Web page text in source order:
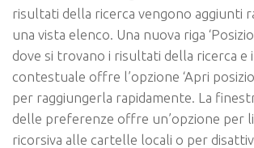
risultati della ricerca vengono aggiunti
una vista elenco. Una nuova riga
dove si trovano i risultati della ricerca e
contestuale offre l’opzione ‘Apri
per raggiungerla rapidamente. La
delle preferenze offre un’opzione per
ricorsiva alle cartelle locali o per